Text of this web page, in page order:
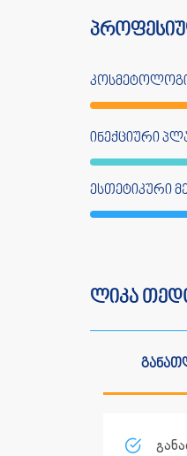
ინექციური
ესთეტიკური
ლიკა